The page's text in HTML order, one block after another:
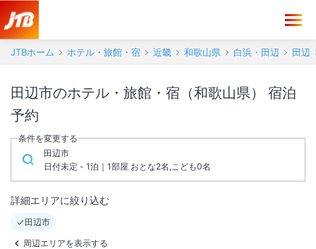
JTBホーム ホテル・旅館・宿 近畿 和歌山県 白浜・田辺 田辺
田辺市のホテル・旅館・宿（和歌山県） 宿泊
予約
条件を変更する
田辺市
日付未定 - 1泊｜1部屋 おとな2名,こども0名
詳細エリアに絞り込む
田辺市
周辺エリアを表示する